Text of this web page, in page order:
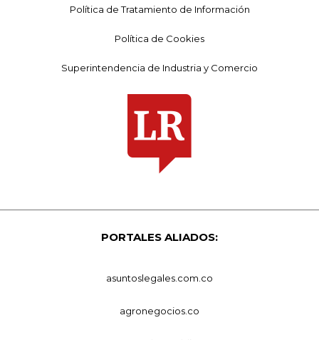
Política de Tratamiento de Información
Política de Cookies
Superintendencia de Industria y Comercio
PORTALES ALIADOS:
asuntoslegales.com.co
agronegocios.co